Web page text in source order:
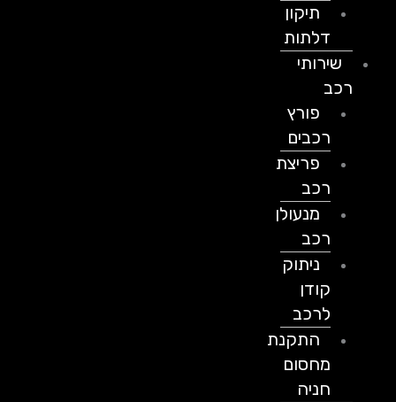
תיקון
דלתות
שירותי
פורץ
רכבים
פריצת
מנעולן
ניתוק
לרכב
התקנת
מחסום
חניה